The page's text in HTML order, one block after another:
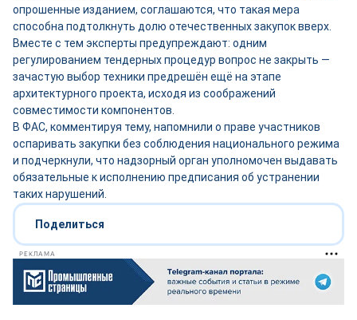
опрошенные изданием, соглашаются, что такая мера
способна подтолкнуть долю отечественных закупок вверх.
Вместе с тем эксперты предупреждают: одним
регулированием тендерных процедур вопрос не закрыть —
зачастую выбор техники предрешён ещё на этапе
архитектурного проекта, исходя из соображений
совместимости компонентов.
В ФАС, комментируя тему, напомнили о праве участников
оспаривать закупки без соблюдения национального режима
и подчеркнули, что надзорный орган уполномочен выдавать
обязательные к исполнению предписания об устранении
таких нарушений.
Поделиться
РЕКЛАМА